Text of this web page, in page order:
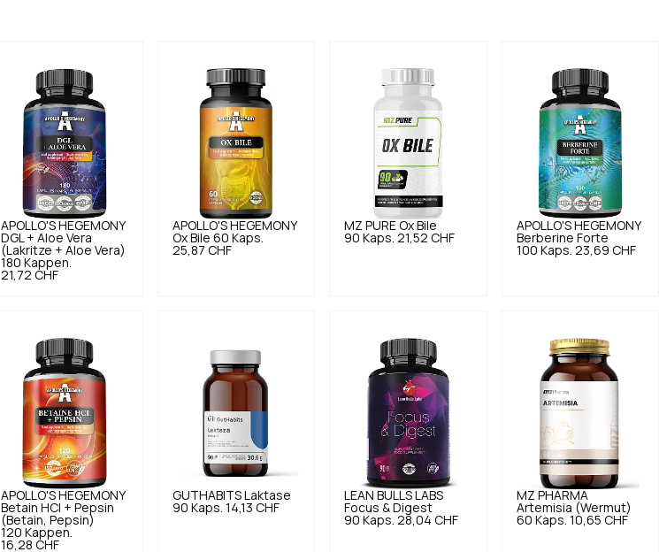
APOLLO'S HEGEMONY
DGL + Aloe Vera
(Lakritze + Aloe Vera)
180 Kappen.
21,72 CHF
APOLLO'S HEGEMONY
Ox Bile 60 Kaps.
25,87 CHF
MZ PURE Ox Bile
90 Kaps. 21,52 CHF
APOLLO'S HEGEMONY
Berberine Forte
100 Kaps. 23,69 CHF
APOLLO'S HEGEMONY
Betain HCl + Pepsin
(Betain, Pepsin)
120 Kappen.
16,28 CHF
GUTHABITS
Laktase
90 Kaps. 14,13 CHF
LEAN BULLS LABS
Focus & Digest
90 Kaps. 28,04 CHF
MZ PHARMA
Artemisia (Wermut)
60 Kaps. 10,65 CHF